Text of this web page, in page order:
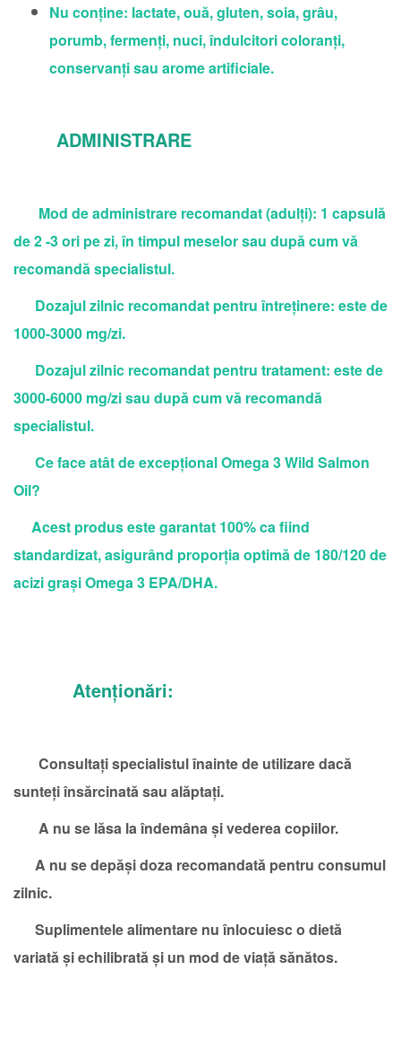
Nu conține: lactate, ouă, gluten, soia, grâu,
porumb, fermenți, nuci, îndulcitori coloranți,
conservanți sau arome artificiale.
ADMINISTRARE
Mod de administrare recomandat (adulți): 1 capsulă
de 2 -3 ori pe zi, în timpul meselor sau după cum vă
recomandă specialistul.
Dozajul zilnic recomandat pentru întreținere: este de
1000-3000 mg/zi.
Dozajul zilnic recomandat pentru tratament: este de
3000-6000 mg/zi sau după cum vă recomandă
specialistul.
Ce face atât de excepțional Omega 3 Wild Salmon
Oil?
Acest produs este garantat 100% ca fiind
standardizat, asigurând proporția optimă de 180/120 de
acizi grași Omega 3 EPA/DHA.
Atenționări:
Consultați specialistul înainte de utilizare dacă
sunteți însărcinată sau alăptați.
A nu se lăsa la îndemâna și vederea copiilor.
A nu se depăși doza recomandată pentru consumul
zilnic.
Suplimentele alimentare nu înlocuiesc o dietă
variată și echilibrată și un mod de viață sănătos.